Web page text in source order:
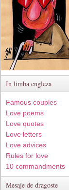
In limba engleza
Famous couples
Love poems
Love quotes
Love letters
Love advices
Rules for love
10 commandments
Mesaje de dragoste